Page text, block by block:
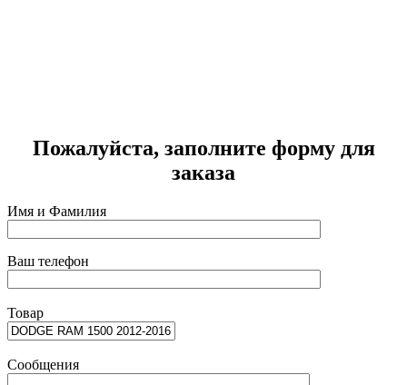
Пожалуйста, заполните форму для
заказа
Имя и Фамилия
Ваш телефон
Товар
Сообщения